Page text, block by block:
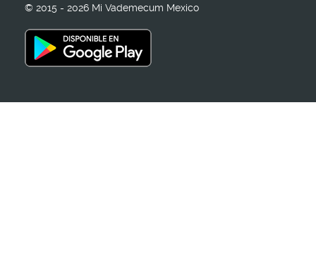
© 2015 - 2026 Mi Vademecum Mexico